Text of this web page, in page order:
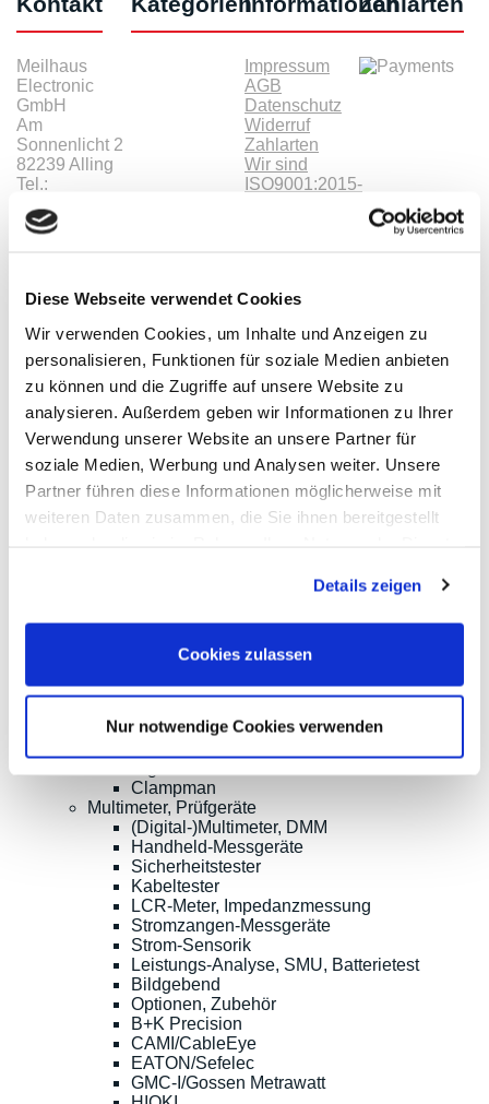
Diese Webseite verwendet Cookies
Wir verwenden Cookies, um Inhalte und Anzeigen zu
personalisieren, Funktionen für soziale Medien anbieten
zu können und die Zugriffe auf unsere Website zu
analysieren. Außerdem geben wir Informationen zu Ihrer
Verwendung unserer Website an unsere Partner für
soziale Medien, Werbung und Analysen weiter. Unsere
Partner führen diese Informationen möglicherweise mit
weiteren Daten zusammen, die Sie ihnen bereitgestellt
Details zeigen
Cookies zulassen
Nur notwendige Cookies verwenden
Meilhaus
Electronic
GmbH
Am
Sonnenlicht 2
82239 Alling
Tel.:
0
Impressum
AGB
Datenschutz
Widerruf
Zahlarten
Wir sind
ISO9001:2015-
* Alle Preise inkl. MwSt. |zzgl. Versandkosten
Produkte
Tisch-Oszilloskope mit Display
Modular-Oszilloskope, USB, LAN, SoC
Handheld Oszilloskope
Oszilloskope bis 500MHz
Oszilloskope bis 1GHz und mehr
Logik-Analyse, Mixed-Signal
Micsig
Pico Technology
Rigol
Clampman
Multimeter, Prüfgeräte
(Digital-)Multimeter, DMM
Handheld-Messgeräte
Sicherheitstester
Kabeltester
LCR-Meter, Impedanzmessung
Stromzangen-Messgeräte
Strom-Sensorik
Leistungs-Analyse, SMU, Batterietest
Bildgebend
Optionen, Zubehör
B+K Precision
CAMI/CableEye
EATON/Sefelec
GMC-I/Gossen Metrawatt